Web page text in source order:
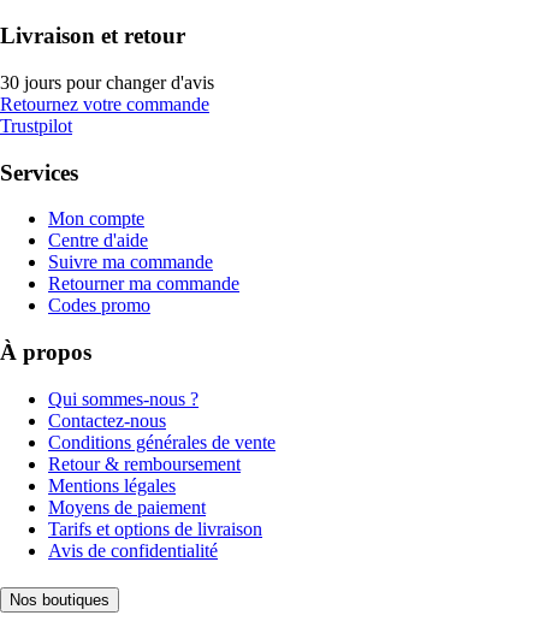
Livraison et retour
30 jours pour changer d'avis
Retournez votre commande
Trustpilot
Services
Mon compte
Centre d'aide
Suivre ma commande
Retourner ma commande
Codes promo
À propos
Qui sommes-nous ?
Contactez-nous
Conditions générales de vente
Retour & remboursement
Mentions légales
Moyens de paiement
Tarifs et options de livraison
Avis de confidentialité
Nos boutiques